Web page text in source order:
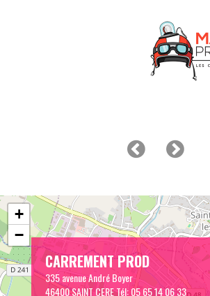
CARREMENT PROD
335 avenue André Boyer
46400 SAINT CERETél:05 65 14 06 33
+
−